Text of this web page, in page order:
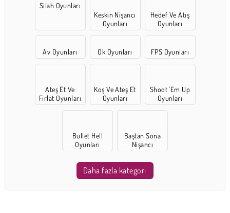
Silah Oyunları
Keskin Nişancı
Oyunları
Hedef Ve Atış
Oyunları
Av Oyunları Ok Oyunları FPS Oyunları
Ateş Et Ve
Fırlat Oyunları
Koş Ve Ateş Et
Oyunları
Shoot 'Em Up
Oyunları
Bullet Hell
Oyunları
Baştan Sona
Nişancı
Oyunları
Daha fazla kategori